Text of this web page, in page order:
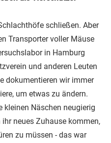
schließen. Aber
Transporter voller Mäuse
in Hamburg
und anderen Leuten
dokumentieren wir immer
um etwas zu ändern.
kleinen Näschen neugierig
neues Zuhause kommen,
zu müssen - das war